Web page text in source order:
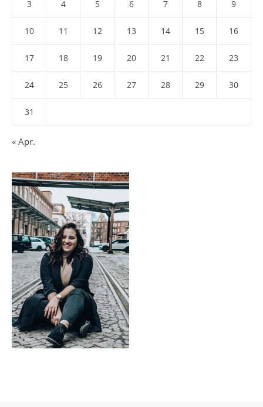
3 4 5 6 7 8 9
10 11 12 13 14 15 16
17 18 19 20 21 22 23
24 25 26 27 28 29 30
31
« Apr.